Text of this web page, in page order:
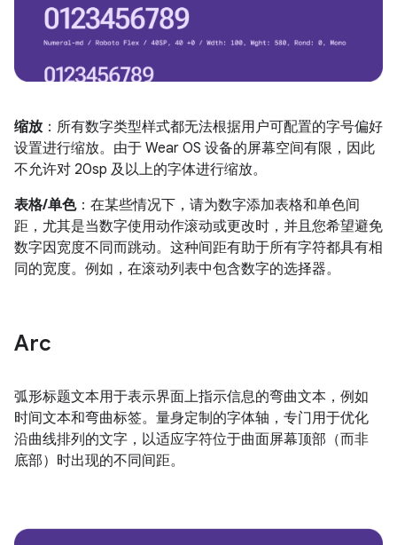
缩放 ：所有数字类型样式都无法根据用户可配置的字号偏好
设置进行缩放。由于 Wear OS 设备的屏幕空间有限，因此
不允许对 20sp 及以上的字体进行缩放。
表格/单色：在某些情况下，请为数字添加表格和单色间
距，尤其是当数字使用动作滚动或更改时，并且您希望避免
数字因宽度不同而跳动。这种间距有助于所有字符都具有相
同的宽度。例如，在滚动列表中包含数字的选择器。
Arc
弧形标题文本用于表示界面上指示信息的弯曲文本，例如
时间文本和弯曲标签。量身定制的字体轴，专门用于优化
沿曲线排列的文字，以适应字符位于曲面屏幕顶部（而非
底部）时出现的不同间距。